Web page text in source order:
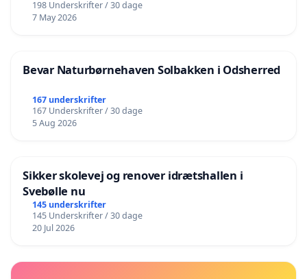
198 Underskrifter / 30 dage
7 May 2026
Bevar Naturbørnehaven Solbakken i Odsherred
167 underskrifter
167 Underskrifter / 30 dage
5 Aug 2026
Sikker skolevej og renover idrætshallen i
Svebølle nu
145 underskrifter
145 Underskrifter / 30 dage
20 Jul 2026